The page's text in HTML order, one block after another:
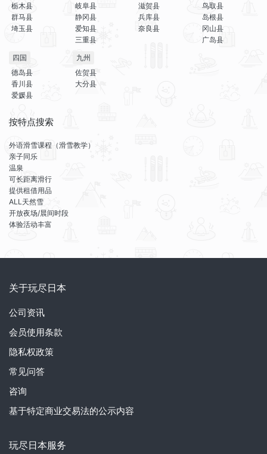
栃木县
群马县
埼玉县
岐阜县
静冈县
爱知县
三重县
滋贺县
兵库县
奈良县
鸟取县
岛根县
冈山县
广岛县
四国
德岛县
香川县
爱媛县
九州
佐贺县
大分县
按特点搜索
外语滑雪课程（滑雪教学）
亲子同乐
温泉
可长距离滑行
提供租借用品
ALL天然雪
开放夜场/晨间时段
体验活动丰富
关于玩尽日本
公司资讯
会员使用条款
隐私权政策
常见问答
咨询
基于特定商业交易法的公示内容
玩尽日本服务